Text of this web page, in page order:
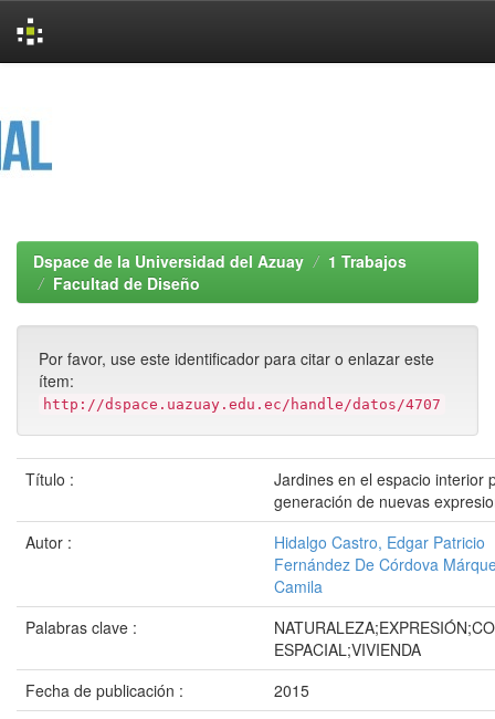
Dspace de la Universidad del Azuay
1 Trabajos
Facultad de Diseño
Por favor, use este identificador para citar o enlazar este
ítem:
http://dspace.uazuay.edu.ec/handle/datos/4707
Título :
Jardines en el espacio interior
generación de nuevas
Autor :
Hidalgo Castro, Edgar Patricio
Fernández De Córdova
Camila
Palabras clave :
ESPACIAL;VIVIENDA
Fecha de publicación :
2015